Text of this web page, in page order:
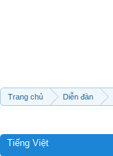
Trang chủ Diễn đàn
Tiếng Việt